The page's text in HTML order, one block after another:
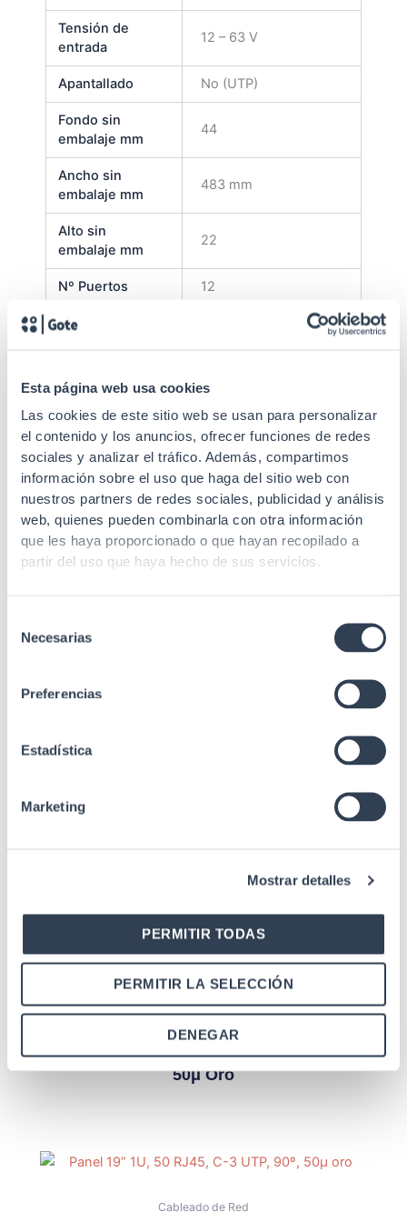
Esta página web usa cookies
Las cookies de este sitio web se usan para personalizar
el contenido y los anuncios, ofrecer funciones de redes
sociales y analizar el tráfico. Además, compartimos
información sobre el uso que haga del sitio web con
nuestros partners de redes sociales, publicidad y análisis
web, quienes pueden combinarla con otra información
que les haya proporcionado o que hayan recopilado a
partir del uso que haya hecho de sus servicios.
Necesarias
Preferencias
Estadística
Marketing
Mostrar detalles
PERMITIR TODAS
PERMITIR LA SELECCIÓN
DENEGAR
Tensión de
entrada
12 – 63 V
Apantallado No (UTP)
Fondo sin
embalaje mm
44
Ancho sin
embalaje mm
483 mm
Alto sin
embalaje mm
22
Nº Puertos 12
Color del
Embalaje
RoHs SI
CE SI
Margen Tª
trabajo
0 a 40° C
Margen Tª
almacenamiento
-40 a 70 ºC
Categoría 5E FTP
Conector RJ45 Macho C-5E FTP Con Guía
De Hilos, Crimpado, Para Cable Rígido,
50μ Oro
Cableado de Red